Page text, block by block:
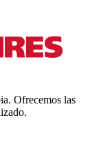
Ofrecemos las